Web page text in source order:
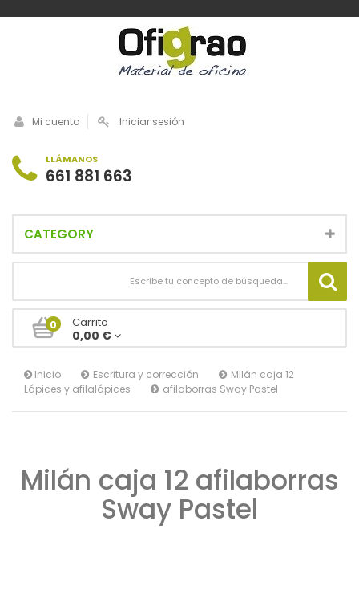
Mi cuenta Iniciar sesión
LLÁMANOS
661 881 663
CATEGORY
0 Carrito
0,00 €
Inicio
Escritura y corrección
Lápices y afilalápices
Milán caja 12
afilaborras Sway Pastel
Milán caja 12 afilaborras
Sway Pastel